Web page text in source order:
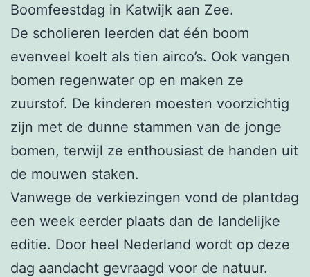
Boomfeestdag in Katwijk aan Zee.
De scholieren leerden dat één boom
evenveel koelt als tien airco’s. Ook vangen
bomen regenwater op en maken ze
zuurstof. De kinderen moesten voorzichtig
zijn met de dunne stammen van de jonge
bomen, terwijl ze enthousiast de handen uit
de mouwen staken.
Vanwege de verkiezingen vond de plantdag
een week eerder plaats dan de landelijke
editie. Door heel Nederland wordt op deze
dag aandacht gevraagd voor de natuur.